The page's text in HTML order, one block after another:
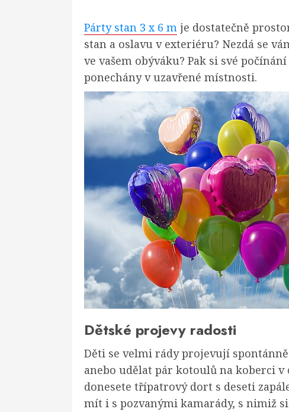
Párty stan 3 x 6 m je dostatečně
stan a oslavu v exteriéru? Nezdá se
ve vašem obýváku? Pak si své
ponechány v uzavřené místnosti.
Dětské projevy radosti
Děti se velmi rády projevují
anebo udělat pár kotoulů na koberci
donesete třípatrový dort s deseti
mít i s pozvanými kamarády, s nimiž